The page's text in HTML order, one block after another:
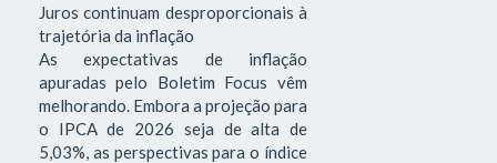
Juros continuam desproporcionais à
trajetória da inflação
As expectativas de inflação
apuradas pelo Boletim Focus vêm
melhorando. Embora a projeção para
o IPCA de 2026 seja de alta de
5,03%, as perspectivas para o índice